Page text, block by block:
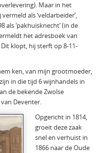
Maar in het
als ‘veldarbeider’,
als ‘pakhuisknecht’ (in de
het adresboek van
klopt, hij sterft op 8-11-
ken, van mijn grootmoeder,
in die tijd 6 wijnhandels in
de bekende Zwolse
Deventer.
Opgericht in 1814,
groeit deze zaak
snel en verhuist in
1866 naar de Oude